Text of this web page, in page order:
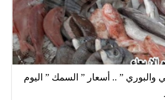
والبوري ” .. أسعار ” السمك ” اليوم